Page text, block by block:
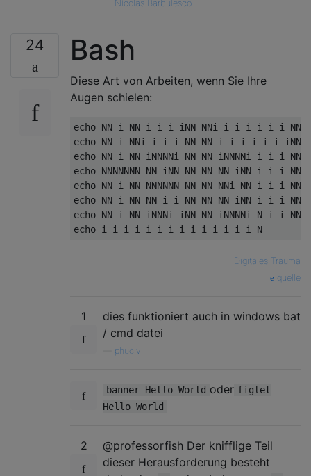
Nicolas Barbulesco
24 Bash
Diese Art von Arbeiten, wenn Sie Ihre
Augen schielen:
echo NN i NN i i i iNN NNi i i i i i i
echo NN i NNi i i i NN NN i i i i i i
echo NN i NN iNNNNi NN NN iNNNNi i i i NN i
echo NNNNNNN NN iNN NN NN NN iNN i i i NN
echo NN i NN NNNNNN NN NN NNi NN i i i
echo NN i NN NN i i NN NN NN iNN i i i NNN
echo NN i NN iNNNi iNN NN iNNNNi N i i NN
Digitales Trauma
quelle
1
dies funktioniert auch in windows bat
/ cmd datei
phuclv
banner Hello World oder figlet
Hello World
2
@professorfish Der knifflige Teil
dieser Herausforderung besteht